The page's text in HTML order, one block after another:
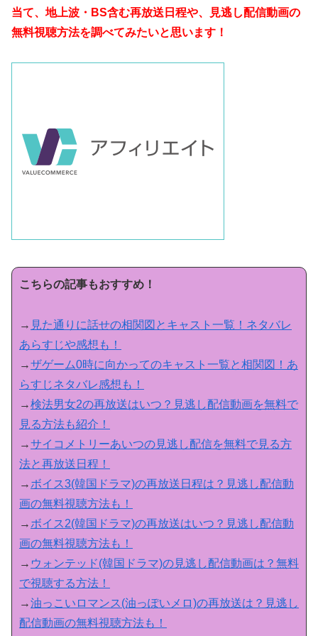
当て、地上波・BS含む再放送日程や、見逃し配信動画の
無料視聴方法を調べてみたいと思います！
こちらの記事もおすすめ！
→ 見た通りに話せの相関図とキャスト一覧！ネタバレ
あらすじや感想も！
→ザゲーム0時に向かってのキャスト一覧と相関図！あ
らすじネタバレ感想も！
→検法男女2の再放送はいつ？見逃し配信動画を無料で
見る方法も紹介！
→サイコメトリーあいつの見逃し配信を無料で見る方
法と再放送日程！
→ ボイス3(韓国ドラマ)の再放送日程は？見逃し配信動
画の無料視聴方法も！
→ ボイス2(韓国ドラマ)の再放送はいつ？見逃し配信動
画の無料視聴方法も！
→ ウォンテッド(韓国ドラマ)の見逃し配信動画は？無料
で視聴する方法！
→油っこいロマンス(油っぽいメロ)の再放送は？見逃し
配信動画の無料視聴方法も！